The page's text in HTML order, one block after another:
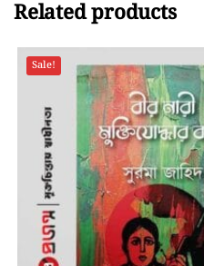
Related products
Sale!